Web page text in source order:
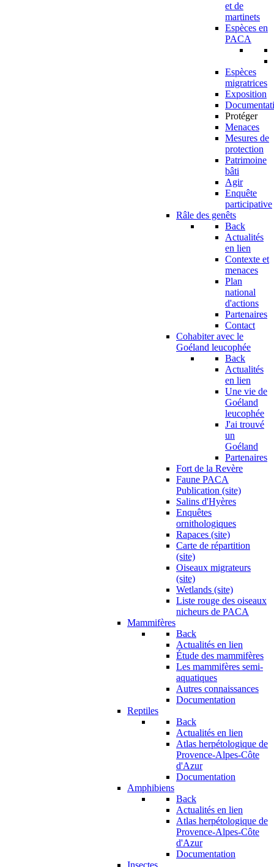
et de
martinets
Espèces en
PACA
Espèces
migratrices
Exposition
Protéger
Menaces
Mesures de
protection
Patrimoine
bâti
Agir
Enquête
participative
Râle des genêts
Back
Actualités
en lien
Contexte et
menaces
Plan
national
d'actions
Partenaires
Contact
Cohabiter avec le
Goéland leucophée
Back
Actualités
en lien
Une vie de
Goéland
leucophée
J'ai trouvé
un
Goéland
Partenaires
Fort de la Revère
Faune PACA
Publication (site)
Salins d'Hyères
Enquêtes
ornithologiques
Rapaces (site)
Carte de répartition
(site)
Oiseaux migrateurs
(site)
Wetlands (site)
Liste rouge des oiseaux
nicheurs de PACA
Mammifères
Back
Actualités en lien
Étude des mammifères
Les mammifères semi-
aquatiques
Autres connaissances
Documentation
Reptiles
Back
Actualités en lien
Atlas herpétologique de
Provence-Alpes-Côte
d'Azur
Documentation
Amphibiens
Back
Actualités en lien
Atlas herpétologique de
Provence-Alpes-Côte
d'Azur
Documentation